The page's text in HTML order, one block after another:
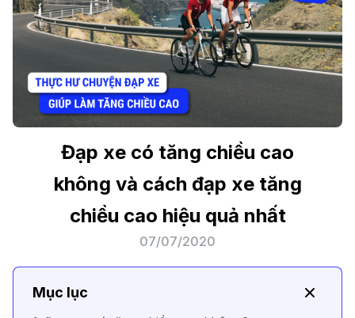
Đạp xe có tăng chiều cao
không và cách đạp xe tăng
chiều cao hiệu quả nhất
07/07/2020
Mục lục